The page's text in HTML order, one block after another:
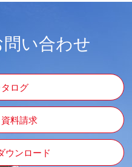
い合わせ
ログ
料請求
ウンロード